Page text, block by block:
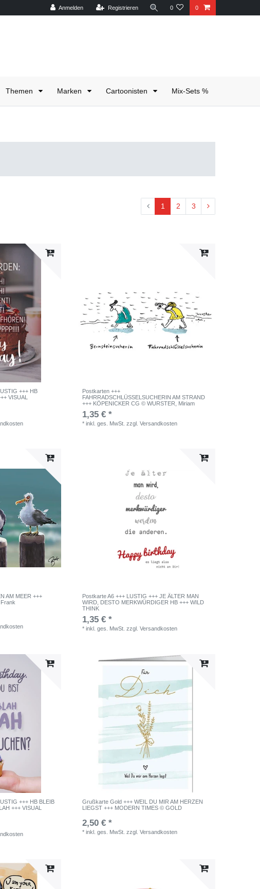
Anmelden Registrieren 0 0
Themen Marken Cartoonisten Mix-Sets %
1 2 3
+++ HB
VISUAL
Postkarten +++
FAHRRADSCHLÜSSELSUCHERIN AM STRAND
+++ KÖPENICKER CG © WURSTER, Miriam
1,35 € *
*inkl. ges. MwSt. zzgl.Versandkosten
AM MEER +++
Postkarte A6 +++ LUSTIG +++ JE ÄLTER MAN
WIRD, DESTO MERKWÜRDIGER HB +++ WILD
THINK
1,35 € *
*inkl. ges. MwSt. zzgl.Versandkosten
+++ HB BLEIB
+++ VISUAL
Grußkarte Gold +++ WEIL DU MIR AM HERZEN
LIEGST +++ MODERN TIMES © GOLD
2,50 € *
*inkl. ges. MwSt. zzgl.Versandkosten